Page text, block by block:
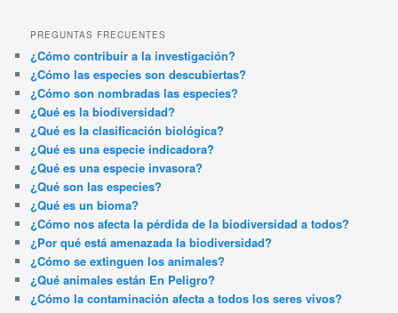
PREGUNTAS FRECUENTES
¿Cómo contribuir a la investigación?
¿Cómo las especies son descubiertas?
¿Cómo son nombradas las especies?
¿Qué es la biodiversidad?
¿Qué es la clasificación biológica?
¿Qué es una especie indicadora?
¿Qué es una especie invasora?
¿Qué son las especies?
¿Qué es un bioma?
¿Cómo nos afecta la pérdida de la biodiversidad a todos?
¿Por qué está amenazada la biodiversidad?
¿Cómo se extinguen los animales?
¿Qué animales están En Peligro?
¿Cómo la contaminación afecta a todos los seres vivos?